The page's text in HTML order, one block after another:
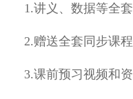
1.讲义、数据等全
2.赠送全套同步课
3.课前预习视频和